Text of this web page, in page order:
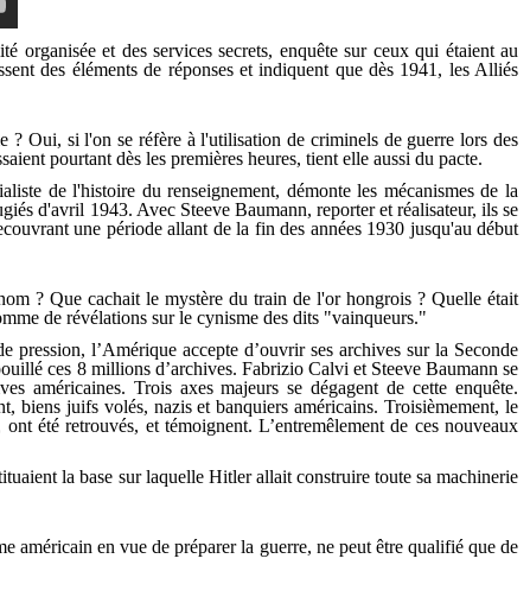
organisée et des services secrets, enquête sur ceux qui étaient au
des éléments de réponses et indiquent que dès 1941, les Alliés
? Oui, si l'on se réfère à l'utilisation de criminels de guerre lors des
pourtant dès les premières heures, tient elle aussi du pacte.
de l'histoire du renseignement, démonte les mécanismes de la
d'avril 1943. Avec Steeve Baumann, reporter et réalisateur, ils se
une période allant de la fin des années 1930 jusqu'au début
? Que cachait le mystère du train de l'or hongrois ? Quelle était
de révélations sur le cynisme des dits "vainqueurs."
l’Amérique accepte d’ouvrir ses archives sur la Seconde
ces 8 millions d’archives. Fabrizio Calvi et Steeve Baumann se
américaines. Trois axes majeurs se dégagent de cette enquête.
biens juifs volés, nazis et banquiers américains. Troisièmement, le
été retrouvés, et témoignent. L’entremêlement de ces nouveaux
la base sur laquelle Hitler allait construire toute sa machinerie
en vue de préparer la guerre, ne peut être qualifié que de